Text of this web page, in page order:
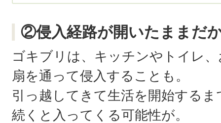
②侵入経路が開いたままだ
ゴキブリは、キッチンやトイレ
扇を通って侵入することも。
引っ越してきて生活を開始する
続くと入ってくる可能性が。